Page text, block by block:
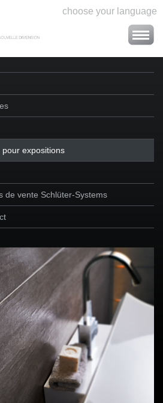
choose your language
expositions
de vente Schlüter-Systems